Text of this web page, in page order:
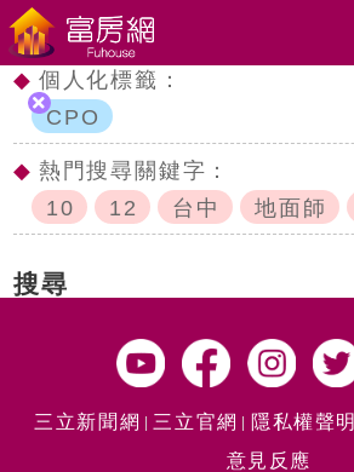
◆ 個人化標籤：
CPO
◆ 熱門搜尋關鍵字：
10
12 台中 地面師
搜尋
三立新聞網 三立官網 隱私權聲明
意見反應